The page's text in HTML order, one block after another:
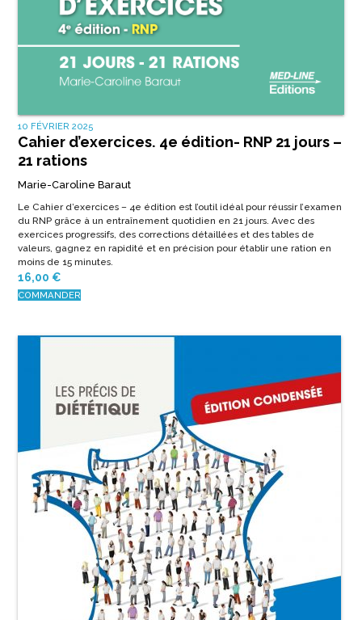
10 FÉVRIER 2025
Cahier d’exercices. 4e édition- RNP 21 jours –
21 rations
Marie-Caroline Baraut
Le Cahier d’exercices – 4e édition est l’outil idéal pour réussir l’examen
du RNPgrâce à un entraînement quotidien en 21 jours. Avec des
exercices progressifs, des corrections détailléeset des tables de
valeurs, gagnez en rapidité et en précision pour établir une ration en
moins de 15 minutes.
16,00 €
COMMANDER